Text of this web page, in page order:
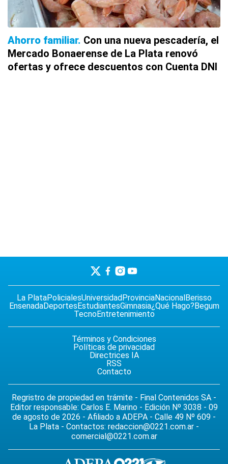
Ahorro familiar Con una nueva pescadería, el
Mercado Bonaerense de La Plata renovó
ofertas y ofrece descuentos con Cuenta DNI
La PlataPolicialesUniversidadProvinciaNacionalBerisso
EnsenadaDeportesEstudiantesGimnasia¿Qué Hago?Begum
TecnoEntretenimiento
Términos y Condiciones
Políticas de privacidad
Directrices IA
RSS
Contacto
Regristro de propiedad en trámite - Final Contenidos SA -
Editor responsable: Carlos E. Marino - Edición Nº 3038 - 09
de agosto de 2026 - Afiliado a ADEPA - Calle 49 Nº 609 -
La Plata - Contactos: redaccion@0221.com.ar -
comercial@0221.com.ar